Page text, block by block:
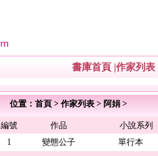
書庫首頁 作家列表
位置： 首頁 > 作家列表 > 阿娟 >
編號 作品
小說系列
1
變態公子 單行本